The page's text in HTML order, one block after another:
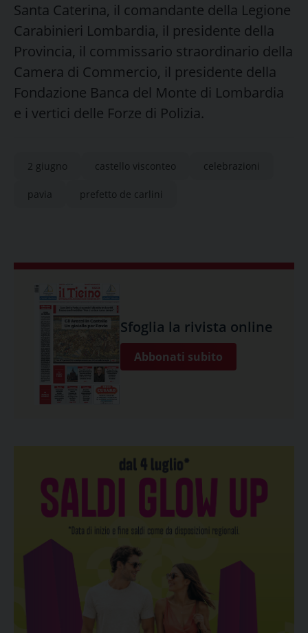
Santa Caterina, il comandante della Legione
Carabinieri Lombardia, il presidente della
Provincia, il commissario straordinario della
Camera di Commercio, il presidente della
Fondazione Banca del Monte di Lombardia
e i vertici delle Forze di Polizia.
2 giugno castello visconteo celebrazioni
pavia prefetto de carlini
Sfoglia la rivista online
Abbonati subito